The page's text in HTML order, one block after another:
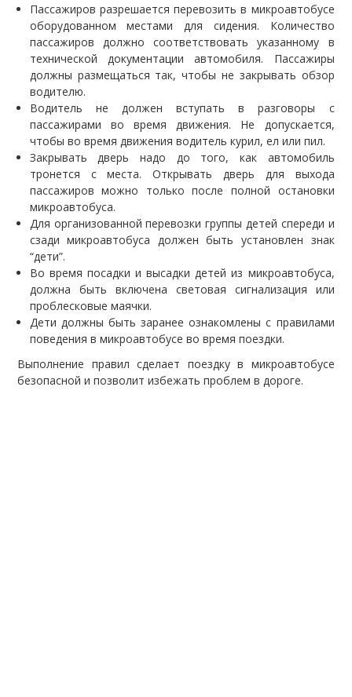
Пассажиров разрешается перевозить в микроавтобусе
оборудованном местами для сидения. Количество
пассажиров должно соответствовать указанному в
технической документации автомобиля. Пассажиры
должны размещаться так, чтобы не закрывать обзор
водителю.
Водитель не должен вступать в разговоры с
пассажирами во время движения. Не допускается,
чтобы во время движения водитель курил, ел или пил.
Закрывать дверь надо до того, как автомобиль
тронется с места. Открывать дверь для выхода
пассажиров можно только после полной остановки
микроавтобуса.
Для организованной перевозки группы детей спереди и
сзади микроавтобуса должен быть установлен знак
“дети”.
Во время посадки и высадки детей из микроавтобуса,
должна быть включена световая сигнализация или
проблесковые маячки.
Дети должны быть заранее ознакомлены с правилами
поведения в микроавтобусе во время поездки.
Выполнение правил сделает поездку в микроавтобусе
безопасной и позволит избежать проблем в дороге.